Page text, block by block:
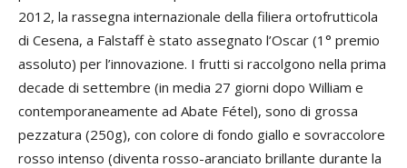
2012, la rassegna internazionale della filiera ortofrutticola
di Cesena, a Falstaff è stato assegnato l’Oscar (1° premio
assoluto) per l’innovazione. I frutti si raccolgono nella prima
decade di settembre (in media 27 giorni dopo William e
contemporaneamente ad Abate Fétel), sono di grossa
pezzatura (250g), con colore di fondo giallo e sovraccolore
rosso intenso (diventa rosso-aranciato brillante durante la